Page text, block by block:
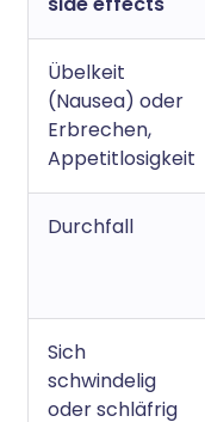
Übelkeit
(Nausea) oder
Erbrechen,
Appetitlosigkeit
Durchfall
Sich
schwindelig
oder schläfrig